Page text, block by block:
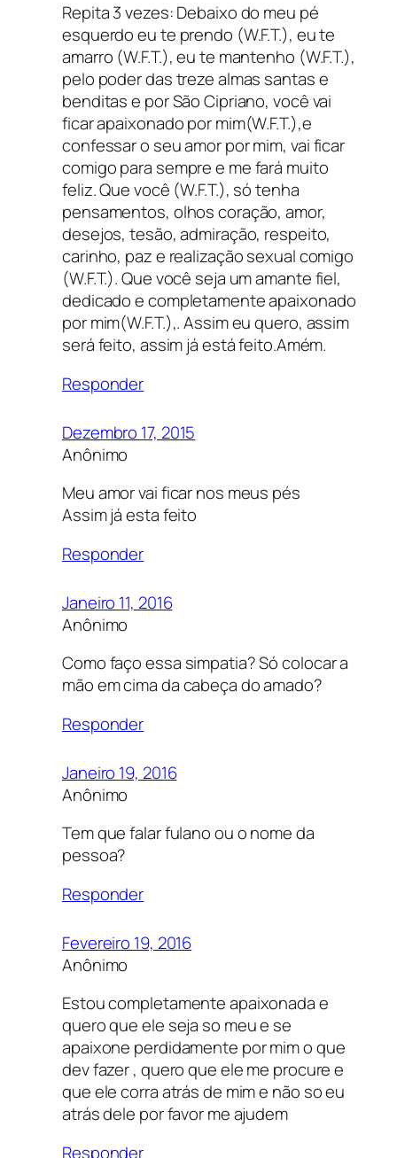
Repita 3 vezes: Debaixo do meu pé
esquerdo eu te prendo (W.F.T.), eu te
amarro (W.F.T.), eu te mantenho (W.F.T.),
pelo poder das treze almas santas e
benditas e por São Cipriano, você vai
ficar apaixonado por mim(W.F.T.),e
confessar o seu amor por mim, vai ficar
comigo para sempre e me fará muito
feliz. Que você (W.F.T.), só tenha
pensamentos, olhos coração, amor,
desejos, tesão, admiração, respeito,
carinho, paz e realização sexual comigo
(W.F.T.). Que você seja um amante fiel,
dedicado e completamente apaixonado
por mim(W.F.T.),. Assim eu quero, assim
será feito, assim já está feito.Amém.
Responder
Dezembro 17, 2015
Anônimo
Meu amor vai ficar nos meus pés
Assim já esta feito
Responder
Janeiro 11, 2016
Anônimo
Como faço essa simpatia? Só colocar a
mão em cima da cabeça do amado?
Responder
Janeiro 19, 2016
Anônimo
Tem que falar fulano ou o nome da
pessoa?
Responder
Fevereiro 19, 2016
Anônimo
Estou completamente apaixonada e
quero que ele seja so meu e se
apaixone perdidamente por mim o que
dev fazer , quero que ele me procure e
que ele corra atrás de mim e não so eu
atrás dele por favor me ajudem
Responder